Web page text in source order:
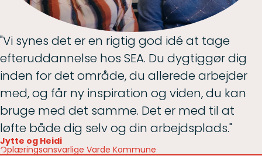
"Vi synes det er en rigtig god idé at tage
efteruddannelse hos SEA. Du dygtiggør dig
inden for det område, du allerede arbejder
med, og får ny inspiration og viden, du kan
bruge med det samme. Det er med til at
løfte både dig selv og din arbejdsplads."
Jytte og Heidi
Oplæringsansvarlige Varde Kommune